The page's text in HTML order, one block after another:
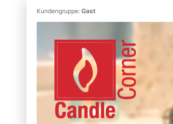
Kundengruppe: Gast